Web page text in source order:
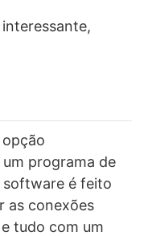
programa de
software é feito
as conexões
tudo com um